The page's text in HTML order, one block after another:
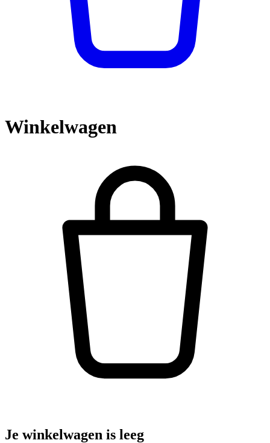
Winkelwagen
Je winkelwagen is leeg